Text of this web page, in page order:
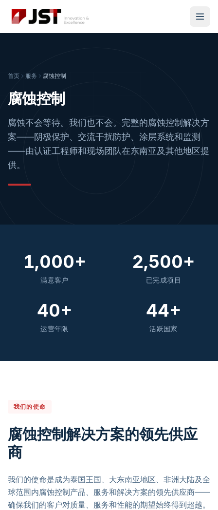
首页 服务 腐蚀控制
腐蚀控制
腐蚀不会等待。我们也不会。完整的腐蚀控制解决方
案——阴极保护、交流干扰防护、涂层系统和监测
——由认证工程师和现场团队在东南亚及其他地区提
供。
1,000+
满意客户
2,500+
已完成项目
40+
运营年限
44+
活跃国家
我们的使命
腐蚀控制解决方案的领先供应
商
我们的使命是成为泰国王国、大东南亚地区、非洲大陆及全
球范围内腐蚀控制产品、服务和解决方案的领先供应商——
确保我们的客户对质量、服务和性能的期望始终得到超越。